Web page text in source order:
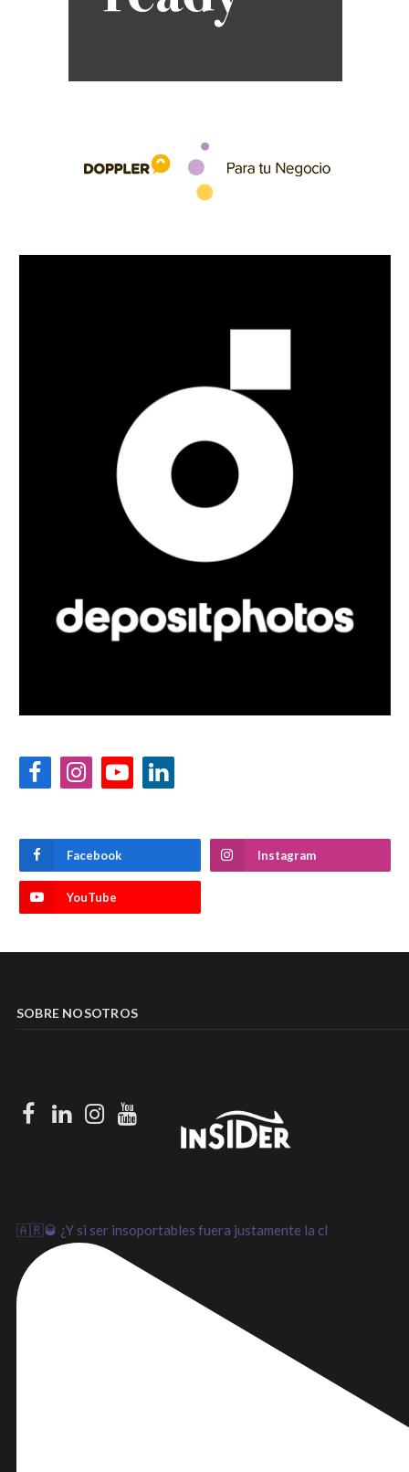
FacebookInstagramYouTubeLinkedIn
Facebook Instagram
YouTube
SOBRE NOSOTROS
Facebook
LinkedIn
Instagram
Youtube
🇦🇷🥃 ¿Y si ser insoportables fuera justamente la cl